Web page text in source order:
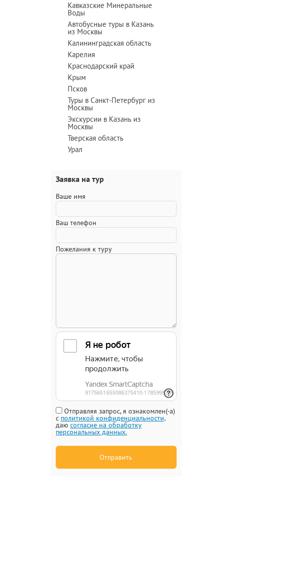
Кавказские Минеральные
Воды
Автобусные туры в Казань
из Москвы
Калининградская область
Карелия
Краснодарский край
Крым
Псков
Туры в Санкт-Петербург из
Москвы
Экскурсии в Казань из
Москвы
Тверская область
Урал
Заявка на тур
Ваше имя
Ваш телефон
Пожелания к туру
Отправляя запрос, я ознакомлен(-а)
с политикой конфиденциальности,
даю согласие на обработку
персональных данных.
Отправить